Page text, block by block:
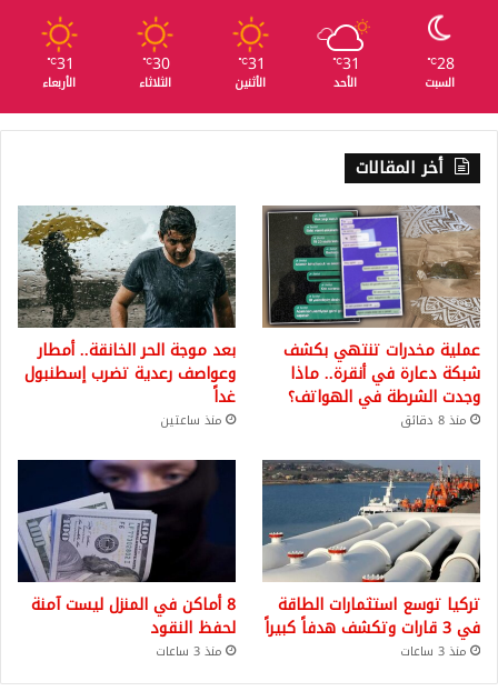
28
℃
السبت
31
℃
الأحد
31
℃
الأثنين
30
℃
الثلاثاء
31
℃
الأربعاء
أخر المقالات
عملية مخدرات تنتهي بكشف
شبكة دعارة في أنقرة.. ماذا
وجدت الشرطة في الهواتف؟
منذ 8 دقائق
بعد موجة الحر الخانقة.. أمطار
وعواصف رعدية تضرب إسطنبول
غداً
منذ ساعتين
تركيا توسع استثمارات الطاقة
في 3 قارات وتكشف هدفاً كبيراً
منذ 3 ساعات
8 أماكن في المنزل ليست آمنة
لحفظ النقود
منذ 3 ساعات